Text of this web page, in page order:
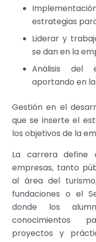
estrategias
Liderar y
se dan en la
Análisis del
aportando en
Gestión en el
que se inserte el
los objetivos de la
La carrera define
empresas, tanto
al área del
fundaciones o el
donde los
conocimientos
proyectos y